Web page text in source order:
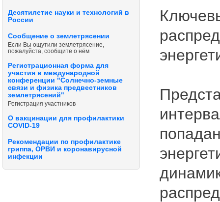
Десятилетие науки и технологий в
России
Сообщение о землетрясении
Если Вы ощутили землетрясение,
пожалуйста, сообщите о нём
Регистрационная форма для
участия в международной
конференции "Солнечно-земные
связи и физика предвестников
землетрясений"
Регистрация участников
О вакцинации для профилактики
COVID-19
Рекомендации по профилактике
гриппа, ОРВИ и коронавирусной
инфекции